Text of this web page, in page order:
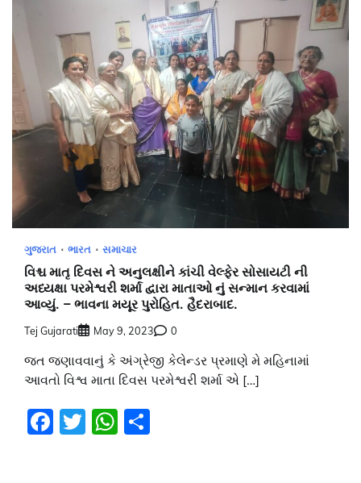
ગુજરાત ભારત સમાચાર
વિશ્ચ માતૃ દિવસ ને અનુલક્ષીને કાંચી વેલ્ફેર સોસાયટી ની
અધ્યક્ષા પરમેશ્વરી શર્મા દ્વારા માતાઓ નું સન્માન કરવામાં
આવ્યું. – ભાવના મયૂર પુરોહિત. હૈદરાબાદ.
Tej Gujarati May 9, 2023 0
જત જણાવવાનું કે અંગ્રેજી કેલેન્ડર પ્રમાણે મે મહિનામાં
આવતો વિશ્વ માતા દિવસ પરમેશ્વરી શર્મા એ […]
Facebook
TwitterWhatsApp